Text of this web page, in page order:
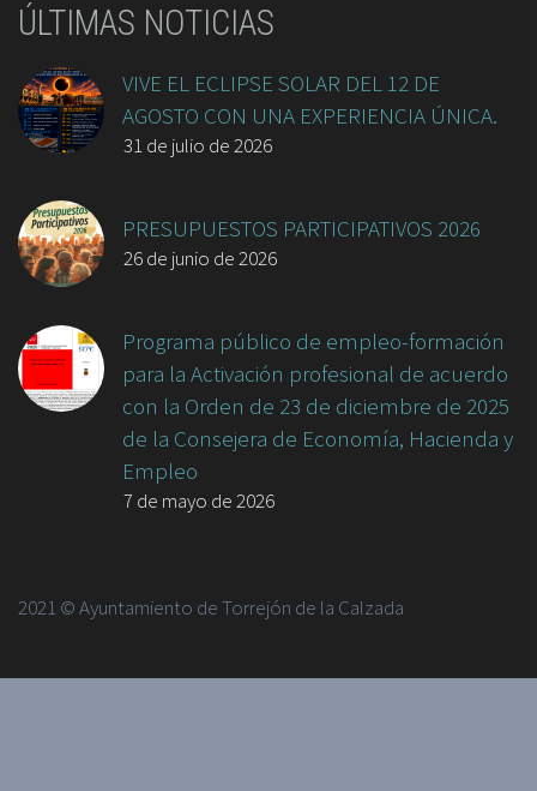
ÚLTIMAS NOTICIAS
VIVE EL ECLIPSE SOLAR DEL 12 DE
AGOSTO CON UNA EXPERIENCIA ÚNICA.
31 de julio de 2026
PRESUPUESTOS PARTICIPATIVOS 2026
26 de junio de 2026
Programa público de empleo-formación
para la Activación profesional de acuerdo
con la Orden de 23 de diciembre de 2025
de la Consejera de Economía, Hacienda y
Empleo
7 de mayo de 2026
2021 © Ayuntamiento de Torrejón de la Calzada